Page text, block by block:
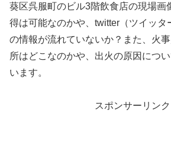
葵区呉服町のビル3階飲食店の現場画
得は可能なのかや、twitter（ツイッタ
の情報が流れていないか？また、火
所はどこなのかや、出火の原因につ
います。
スポンサーリンク